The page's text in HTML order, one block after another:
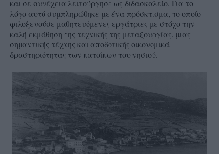
και σε συνέχεια λειτούργησε ως διδασκαλείο. Για το
λόγο αυτό συμπληρώθηκε με ένα πρόσκτισμα, το οποίο
φιλοξενούσε μαθητευόμενες εργάτριες με στόχο την
καλή εκμάθηση της τεχνικής της μεταξουργίας, μιας
σημαντικής τέχνης και αποδοτικής οικονομικά
δραστηριότητας των κατοίκων του νησιού.